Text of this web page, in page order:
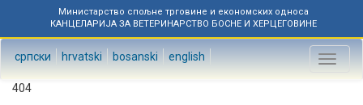
Министарство спољне трговине и економских односа
КАНЦЕЛАРИЈА ЗА ВЕТЕРИНАРСТВО БОСНЕ И ХЕРЦЕГОВИНЕ
српски hrvatski bosanski english
Toggle
404